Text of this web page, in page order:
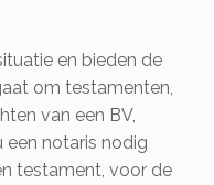
en bieden de
om testamenten,
van een BV,
een notaris nodig
testament, voor de